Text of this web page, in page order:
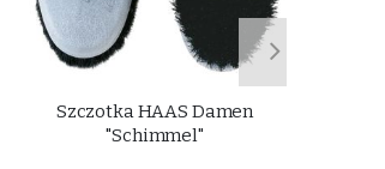
Szczotka HAAS Damen
"Schimmel"